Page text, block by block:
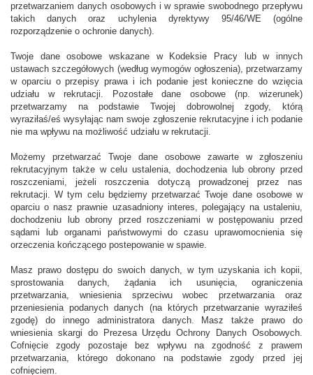
przetwarzaniem danych osobowych i w sprawie swobodnego przepływu
takich danych oraz uchylenia dyrektywy 95/46/WE (ogólne
rozporządzenie o ochronie danych).
Twoje dane osobowe wskazane w Kodeksie Pracy lub w innych
ustawach szczegółowych (według wymogów ogłoszenia), przetwarzamy
w oparciu o przepisy prawa i ich podanie jest konieczne do wzięcia
udziału w rekrutacji. Pozostałe dane osobowe (np. wizerunek)
przetwarzamy na podstawie Twojej dobrowolnej zgody, którą
wyraziłaś/eś wysyłając nam swoje zgłoszenie rekrutacyjne i ich podanie
nie ma wpływu na możliwość udziału w rekrutacji.
Możemy przetwarzać Twoje dane osobowe zawarte w zgłoszeniu
rekrutacyjnym także w celu ustalenia, dochodzenia lub obrony przed
roszczeniami, jeżeli roszczenia dotyczą prowadzonej przez nas
rekrutacji. W tym celu będziemy przetwarzać Twoje dane osobowe w
oparciu o nasz prawnie uzasadniony interes, polegający na ustaleniu,
dochodzeniu lub obrony przed roszczeniami w postępowaniu przed
sądami lub organami państwowymi do czasu uprawomocnienia się
orzeczenia kończącego postepowanie w spawie.
Masz prawo dostępu do swoich danych, w tym uzyskania ich kopii,
sprostowania danych, żądania ich usunięcia, ograniczenia
przetwarzania, wniesienia sprzeciwu wobec przetwarzania oraz
przeniesienia podanych danych (na których przetwarzanie wyraziłeś
zgodę) do innego administratora danych. Masz także prawo do
wniesienia skargi do Prezesa Urzędu Ochrony Danych Osobowych.
Cofnięcie zgody pozostaje bez wpływu na zgodność z prawem
przetwarzania, którego dokonano na podstawie zgody przed jej
cofnięciem.